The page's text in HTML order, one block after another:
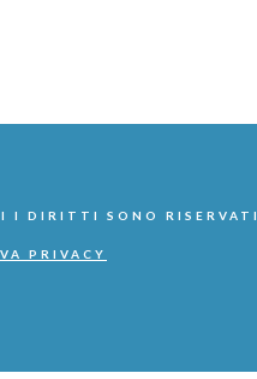
I DIRITTI SONO RISERVATI
PRIVACY